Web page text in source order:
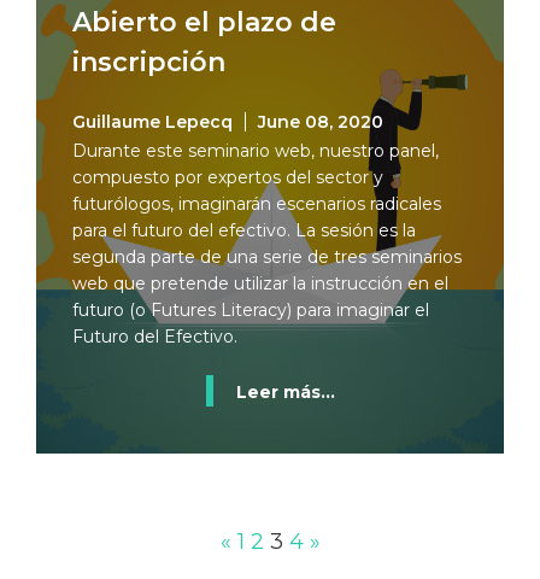
Abierto el plazo de
inscripción
Guillaume Lepecq
June 08, 2020
Durante este seminario web, nuestro panel,
compuesto por expertos del sector y
futurólogos, imaginarán escenarios radicales
para el futuro del efectivo. La sesión es la
segunda parte de una serie de tres seminarios
web que pretende utilizar la instrucción en el
futuro (o Futures Literacy) para imaginar el
Futuro del Efectivo.
Leer más...
« 1 2 3 4 »